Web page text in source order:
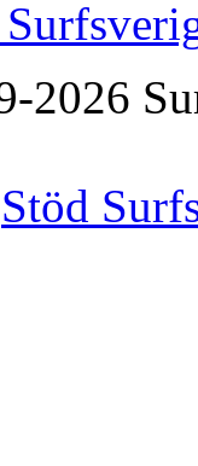
2026
Stöd